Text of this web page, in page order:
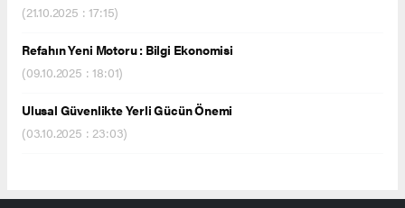
(21.10.2025 : 17:15)
Refahın Yeni Motoru : Bilgi Ekonomisi
(09.10.2025 : 18:01)
Ulusal Güvenlikte Yerli Gücün Önemi
(03.10.2025 : 23:03)